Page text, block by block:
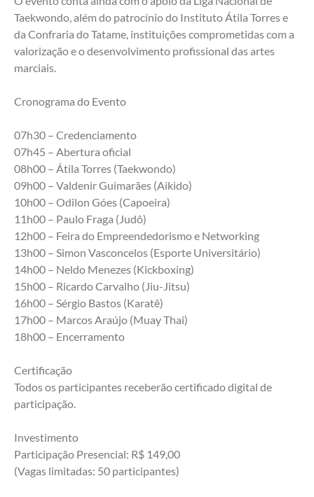
Taekwondo, além do patrocínio do Instituto Átila Torres e
da Confraria do Tatame, instituições comprometidas com a
valorização e o desenvolvimento profissional das artes
marciais.
Cronograma do Evento
07h30 – Credenciamento
07h45 – Abertura oficial
08h00 – Átila Torres (Taekwondo)
09h00 – Valdenir Guimarães (Aikido)
10h00 – Odilon Góes (Capoeira)
11h00 – Paulo Fraga (Judô)
12h00 – Feira do Empreendedorismo e Networking
13h00 – Simon Vasconcelos (Esporte Universitário)
14h00 – Neldo Menezes (Kickboxing)
15h00 – Ricardo Carvalho (Jiu-Jitsu)
16h00 – Sérgio Bastos (Karatê)
17h00 – Marcos Araújo (Muay Thai)
18h00 – Encerramento
Certificação
Todos os participantes receberão certificado digital de
participação.
Investimento
Participação Presencial: R$ 149,00
(Vagas limitadas: 50 participantes)